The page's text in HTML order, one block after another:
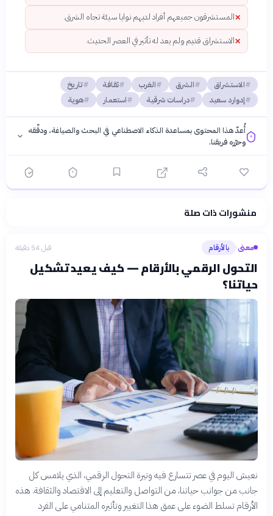
✕المستشرقون جميعهم أفراد لديهم نوايا سيئة تجاه الشرق.
✕الاستشراق قديم ولم يعد له تأثير في العصر الحديث.
الاستشراق الشرق الغرب ثقافة
تاريخ
إدوارد سعيد
دراسات شرقية استعمار هوية
أُعدّ هذا المحتوى بمساعدة الذكاء الاصطناعي في البحث والصياغة، ودقّقه
وحرّره فريقنا.
فلسفتنا المعرفية· سياسة الذكاء الاصطناعيمنشورات ذات صلة
معنى› بالأرقام قبل 54 دقيقة
التحول الرقمي بالأرقام — كيف يعيد تشكيل
حياتنا؟
نعيش اليوم في عصر تتسارع فيه وتيرة التحول الرقمي، الذي يلامس كل
جانب من جوانب حياتنا، من التواصل والتعليم إلى الاقتصاد والثقافة. هذه
الأرقام تسلط الضوء على عمق هذا التغيير وتأثيره المتنامي على الفرد